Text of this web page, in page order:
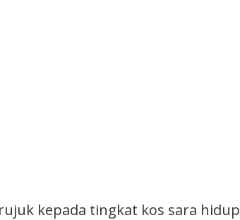
kepada tingkat kos sara hidup